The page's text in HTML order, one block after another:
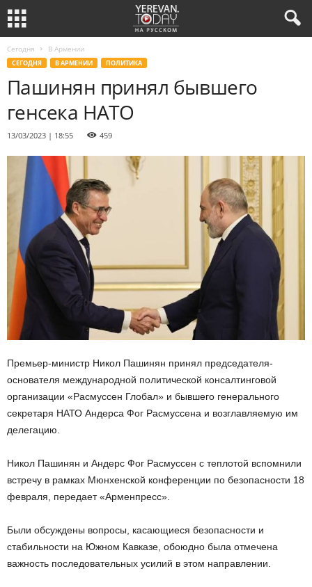
Сегодня В Армении
СЕГОДНЯ В АРМЕНИИ ПОЛИТИКА
Пашинян принял бывшего
генсека НАТО
13/03/2023 | 18:55 459
Премьер-министр Никол Пашинян принял председателя-
основателя международной политической консалтинговой
организации «Расмуссен Глобал» и бывшего генерального
секретаря НАТО Андерса Фог Расмуссена и возглавляемую им
делегацию.
Никол Пашинян и Андерс Фог Расмуссен с теплотой вспомнили
встречу в рамках Мюнхенской конференции по безопасности 18
февраля, передает «Арменпресс».
Были обсуждены вопросы, касающиеся безопасности и
стабильности на Южном Кавказе, обоюдно была отмечена
важность последовательных усилий в этом направлении.